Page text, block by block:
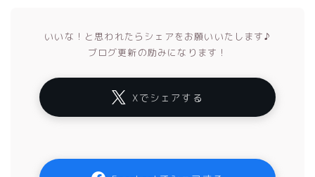
いいな！と思われたらシェアをお願いいたします♪
ブログ更新の励みになります！
Xでシェアする